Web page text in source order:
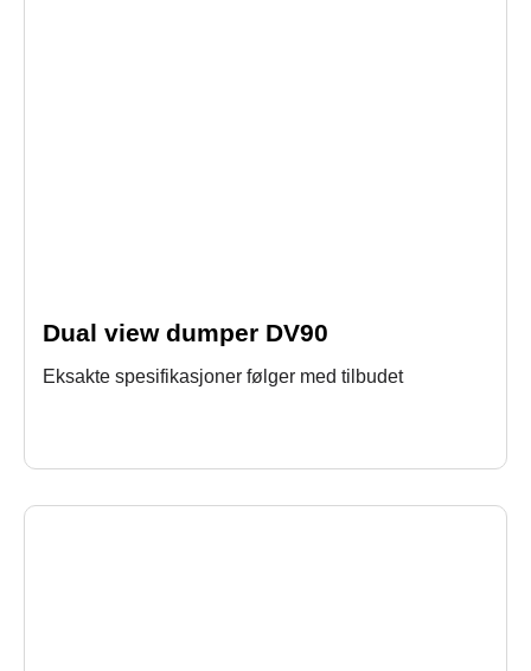
Dual view dumper DV90
Eksakte spesifikasjoner følger med tilbudet